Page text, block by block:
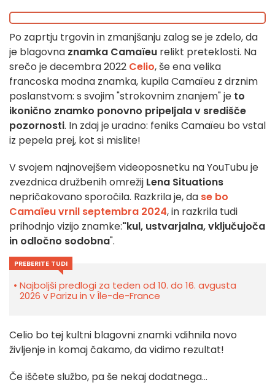
Po zaprtju trgovin in zmanjšanju zalog se je zdelo, da
je blagovna znamka Camaïeu relikt preteklosti. Na
srečo je decembra 2022 Celio, še ena velika
francoska modna znamka, kupila Camaïeu z drznim
poslanstvom: s svojim "strokovnim znanjem" je to
ikonično znamko ponovno pripeljala v središče
pozornosti. In zdaj je uradno: feniks Camaïeu bo vstal
iz pepela prej, kot si mislite!
V svojem najnovejšem videoposnetku na YouTubu je
zvezdnica družbenih omrežij Lena Situations
nepričakovano sporočila. Razkrila je, da se bo
Camaïeu vrnil septembra 2024, in razkrila tudi
prihodnjo vizijo znamke:"kul, ustvarjalna, vključujoča
in odločno sodobna".
PREBERITE TUDI
Najboljši predlogi za teden od 10. do 16. avgusta
2026 v Parizu in v Île-de-France
Celio bo tej kultni blagovni znamki vdihnila novo
življenje in komaj čakamo, da vidimo rezultat!
Če iščete službo, pa še nekaj dodatnega...